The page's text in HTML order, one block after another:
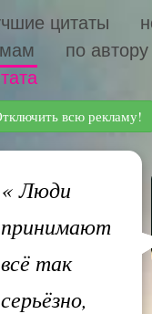
цитаты
по автору
всю рекламу!
«Люди
принимают
всё так
серьёзно,